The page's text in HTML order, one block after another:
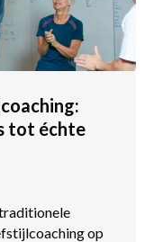
tot échte
op